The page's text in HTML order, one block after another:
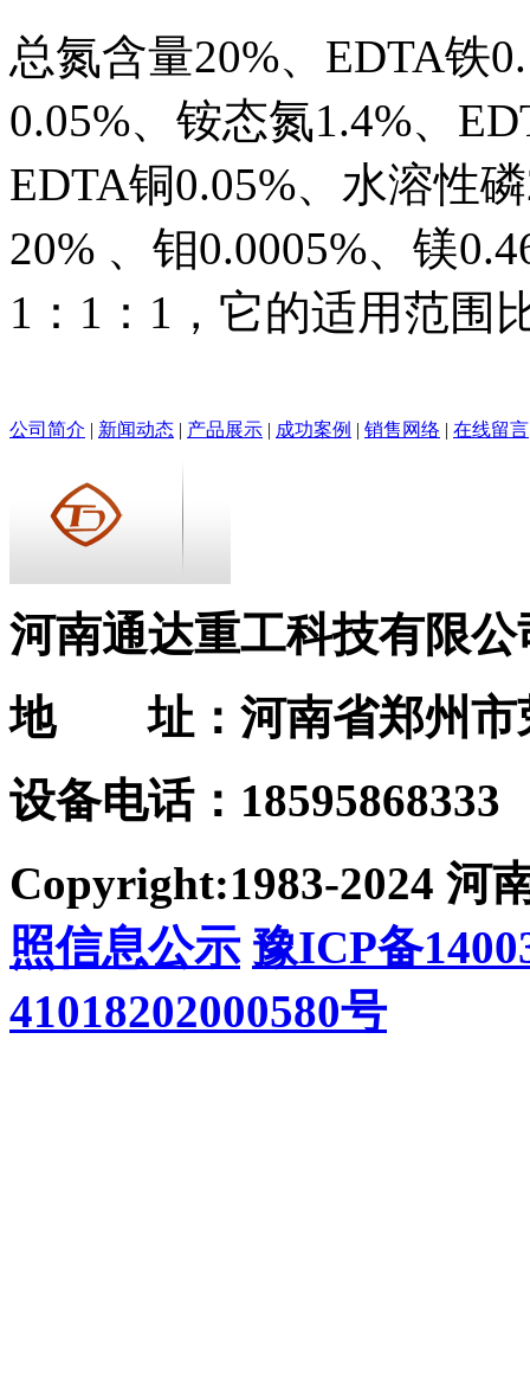
总氮含量20%、EDTA铁
0.05%、铵态氮1.4%、
EDTA铜0.05%、水溶性
20% 、钼0.0005%、镁
1：1：1，它的适用范围
公司简介 | 新闻动态 | 产品展示 | 成功案例 | 销售网络 | 在线留言
河南通达重工科技有限公
地 址：河南省郑州市
设备电话：18595868333
Copyright:1983-2024 河
照信息公示 豫ICP备
41018202000580号